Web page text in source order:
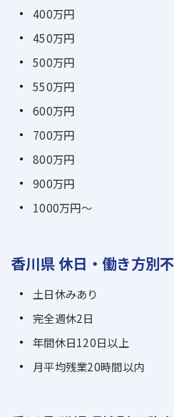
400万円
450万円
500万円
550万円
600万円
700万円
800万円
900万円
1000万円～
香川県 休日・働き方別
土日休みあり
完全週休2日
年間休日120日以上
月平均残業20時間以内